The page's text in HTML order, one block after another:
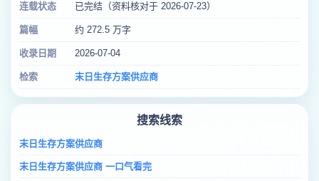
连载状态 已完结（资料核对于 2026-07-23）
篇幅 约 272.5 万字
收录日期 2026-07-04
检索 末日生存方案供应商
搜索线索
末日生存方案供应商
末日生存方案供应商 一口气看完